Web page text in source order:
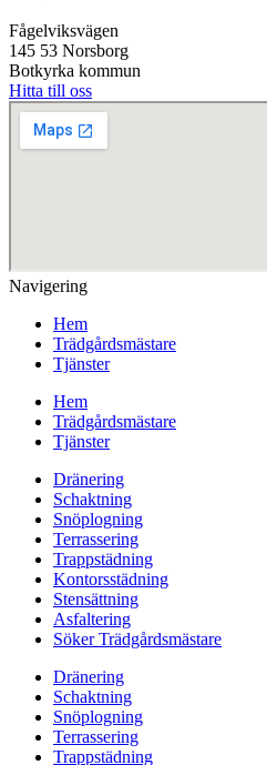
Fågelviksvägen
145 53 Norsborg
Botkyrka kommun
Hitta till oss
Navigering
Hem
Trädgårdsmästare
Tjänster
Hem
Trädgårdsmästare
Tjänster
Dränering
Schaktning
Snöplogning
Terrassering
Trappstädning
Kontorsstädning
Stensättning
Asfaltering
Söker Trädgårdsmästare
Dränering
Schaktning
Snöplogning
Terrassering
Trappstädning